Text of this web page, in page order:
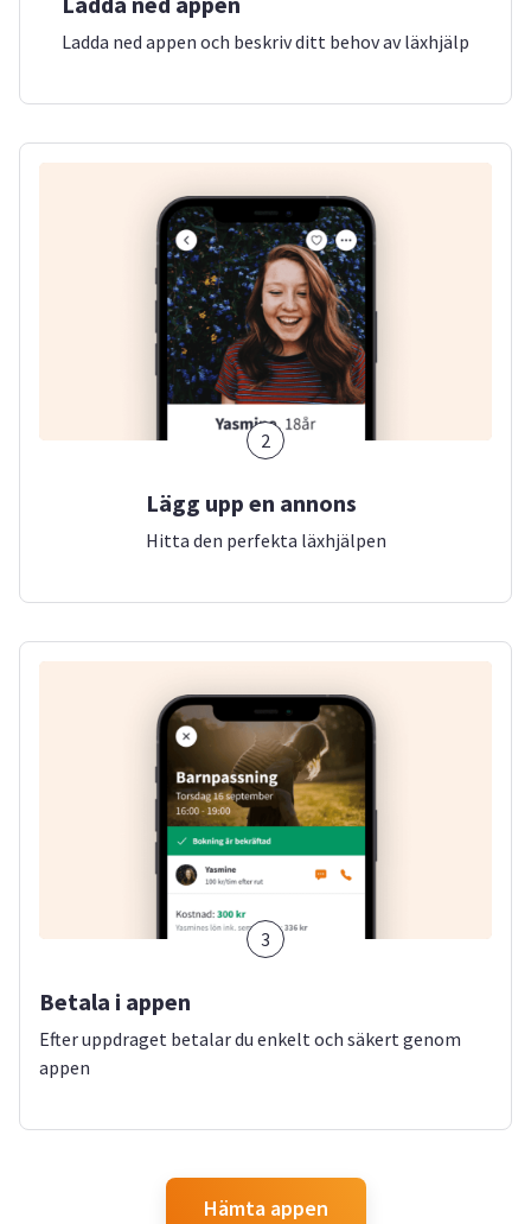
Ladda ned appen och beskriv ditt behov av läxhjälp
2
Lägg upp en annons
Hitta den perfekta läxhjälpen
3
Betala i appen
Efter uppdraget betalar du enkelt och säkert genom
appen
Hämta appen